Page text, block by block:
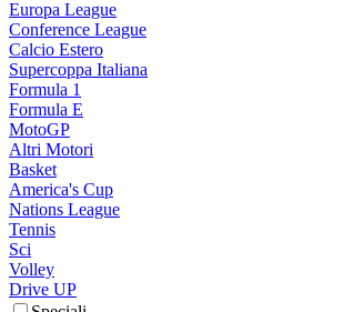
Europa League
Conference League
Calcio Estero
Supercoppa Italiana
Formula 1
Formula E
MotoGP
Altri Motori
Basket
America's Cup
Nations League
Tennis
Sci
Volley
Drive UP